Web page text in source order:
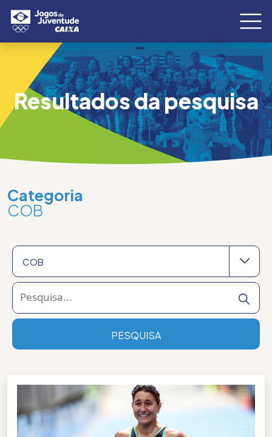
Resultados da pesquisa
Categoria
COB
COB
2026
Esporte
Foz do Iguaçu
João Pessoa
PESQUISA